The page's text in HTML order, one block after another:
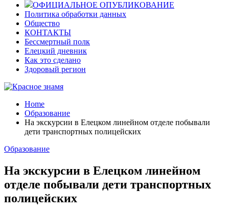
ОФИЦИАЛЬНОЕ ОПУБЛИКОВАНИЕ
Политика обработки данных
Общество
КОНТАКТЫ
Бессмертный полк
Елецкий дневник
Как это сделано
Здоровый регион
Home
Образование
На экскурсии в Елецком линейном отделе побывали
дети транспортных полицейских
Образование
На экскурсии в Елецком линейном
отделе побывали дети транспортных
полицейских